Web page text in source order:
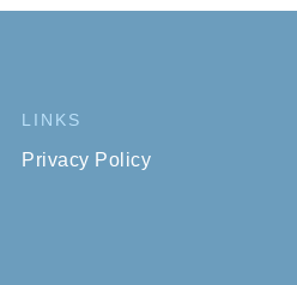
LINKS
Privacy Policy